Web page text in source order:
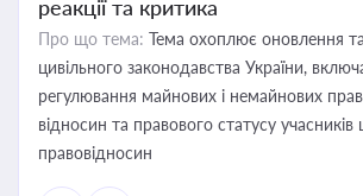
реакції та критика
Про що тема: Тема охоплює оновлення
цивільного законодавства України,
регулювання майнових і немайнових
відносин та правового статусу учасників
правовідносин